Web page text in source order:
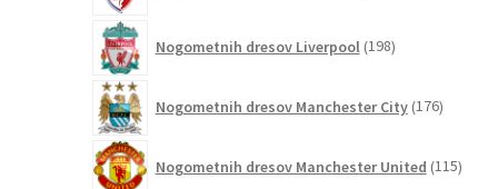
Nogometnih dresov Liverpool 198izdelkov
Nogometnih dresov Manchester City 176izdelkov
Nogometnih dresov Manchester United 115